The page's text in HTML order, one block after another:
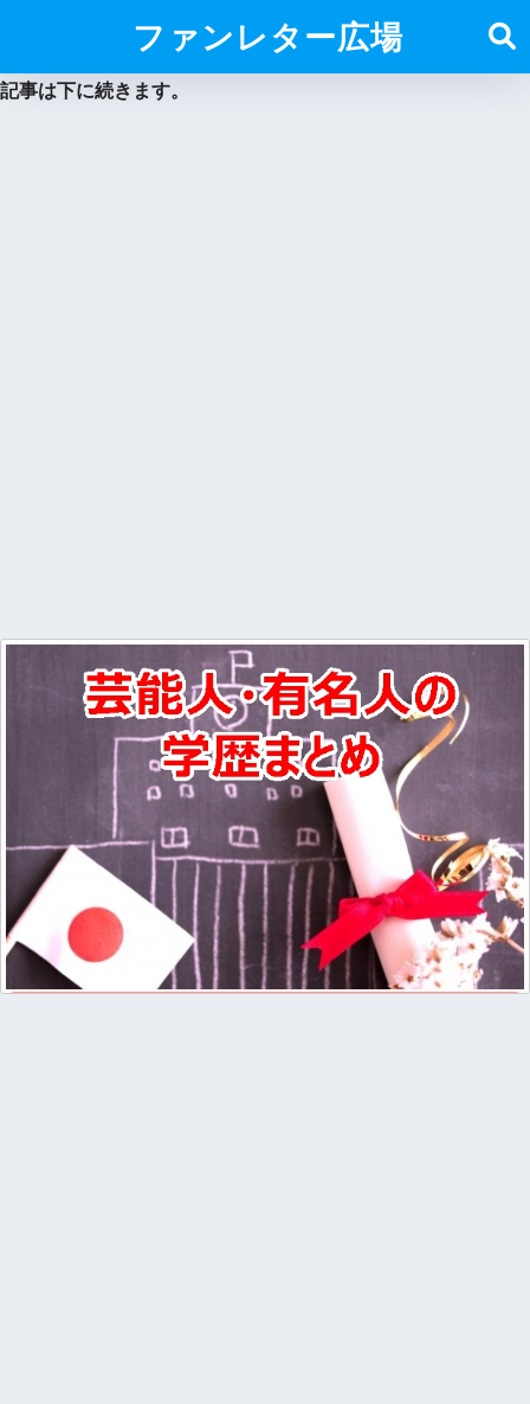
ファンレター広場
記事は下に続きます。